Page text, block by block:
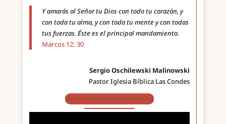
Y amarás al Señor tu Dios con todo tu corazón, y
con toda tu alma, y con toda tu mente y con todas
tus fuerzas. Éste es el principal mandamiento.
Marcos 12: 30
Sergio Oschilewski Malinowski
Pastor Iglesia Bíblica Las Condes
Ver el informativo dominical